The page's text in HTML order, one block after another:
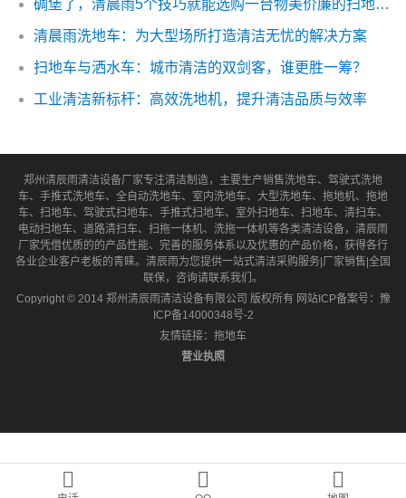
清晨雨洗地车：为大型场所打造清洁无忧的解决方案
扫地车与洒水车：城市清洁的双剑客，谁更胜一筹？
工业清洁新标杆：高效洗地机，提升清洁品质与效率
郑州清辰雨清洁设备厂家专注清洁制造，主要生产销售洗地车、驾驶式洗地
车、扫地车、驾驶式扫地车、手推式扫地车、室外扫地车、扫地车、清扫车、
电动扫地车、道路清扫车、扫拖一体机、洗拖一体机等各类清洁设备，清辰雨
厂家凭借优质的的产品性能、完善的服务体系以及优惠的产品价格，获得各行
各业企业客户老板的青睐。清辰雨为您提供一站式清洁采购服务|厂家销售|全国
联保，咨询请联系我们。
Copyright © 2014 郑州清辰雨清洁设备有限公司 版权所有 网站ICP备案号：
友情链接：拖地车
营业执照